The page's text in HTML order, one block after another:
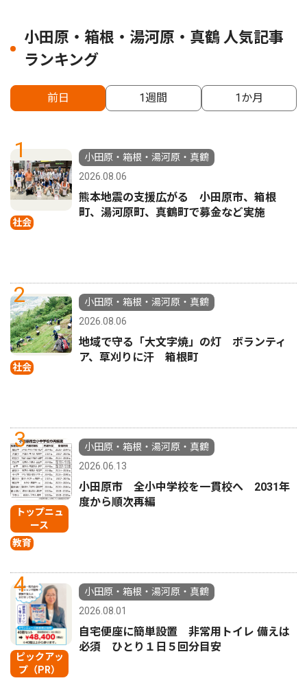
小田原・箱根・湯河原・真鶴 人気記事
ランキング
前日 1週間 1か月
1
社会
小田原・箱根・湯河原・真鶴
2026.08.06
熊本地震の支援広がる 小田原市、箱根
町、湯河原町、真鶴町で募金など実施
2
社会
小田原・箱根・湯河原・真鶴
2026.08.06
地域で守る「大文字焼」の灯 ボランティ
ア、草刈りに汗 箱根町
3
トップニュ
ース
教育
小田原・箱根・湯河原・真鶴
2026.06.13
小田原市 全小中学校を一貫校へ 2031年
度から順次再編
4
ピックアッ
プ（PR）
小田原・箱根・湯河原・真鶴
2026.08.01
自宅便座に簡単設置 非常用トイレ 備えは
必須 ひとり１日５回分目安